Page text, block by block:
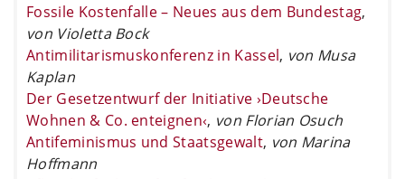
Fossile Kostenfalle – Neues aus dem Bundestag,
von Violetta Bock
Antimilitarismuskonferenz in Kassel, von Musa
Kaplan
Der Gesetzentwurf der Initiative ›Deutsche
Wohnen & Co. enteignen‹, von Florian Osuch
Antifeminismus und Staatsgewalt, von Marina
Hoffmann